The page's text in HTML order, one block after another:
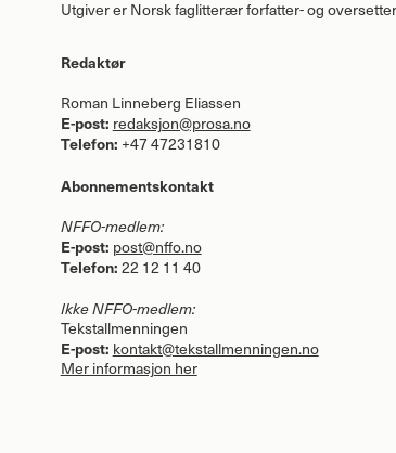
Utgiver er Norsk faglitterær forfatter- og
Redaktør
Roman Linneberg Eliassen
E-post: redaksjon@prosa.no
Telefon: +47 47231810
Abonnementskontakt
NFFO-medlem:
E-post: post@nffo.no
Telefon: 22 12 11 40
IkkeNFFO-medlem:
Tekstallmenningen
E-post: kontakt@tekstallmenningen.no
Mer informasjon her